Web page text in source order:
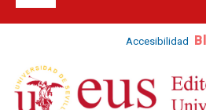
Accesibilidad